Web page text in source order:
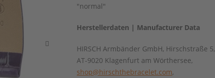
"normal"
Herstellerdaten | Manufacturer Data
HIRSCH Armbänder GmbH, Hirschstraße 5,
AT-9020 Klagenfurt am Wörthersee,
shop@hirschthebracelet.com,